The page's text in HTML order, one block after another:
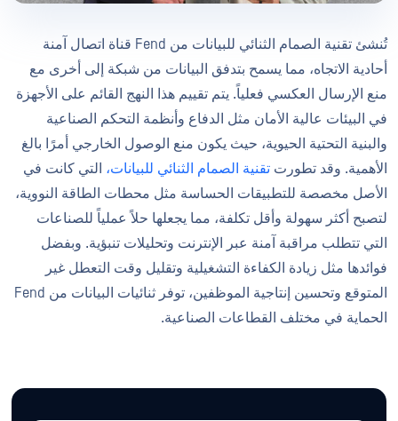
تُنشئ تقنية الصمام الثنائي للبيانات من Fend قناة اتصال آمنة
أحادية الاتجاه، مما يسمح بتدفق البيانات من شبكة إلى أخرى مع
منع الإرسال العكسي فعلياً. يتم تقييم هذا النهج القائم على الأجهزة
في البيئات عالية الأمان مثل الدفاع وأنظمة التحكم الصناعية
والبنية التحتية الحيوية، حيث يكون منع الوصول الخارجي أمرًا بالغ
الأهمية. وقد تطورت تقنية الصمام الثنائي للبيانات، التي كانت في
الأصل مخصصة للتطبيقات الحساسة مثل محطات الطاقة النووية،
لتصبح أكثر سهولة وأقل تكلفة، مما يجعلها حلاً عملياً للصناعات
التي تتطلب مراقبة آمنة عبر الإنترنت وتحليلات تنبؤية. وبفضل
فوائدها مثل زيادة الكفاءة التشغيلية وتقليل وقت التعطل غير
المتوقع وتحسين إنتاجية الموظفين، توفر ثنائيات البيانات من Fend
الحماية في مختلف القطاعات الصناعية.